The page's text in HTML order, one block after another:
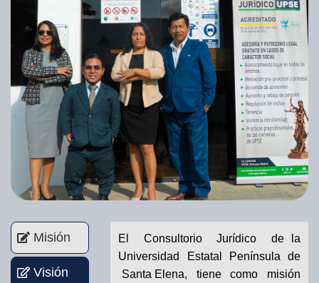
Misión
Visión
El Consultorio Jurídico de la
Universidad Estatal Península de
Santa Elena, tiene como misión